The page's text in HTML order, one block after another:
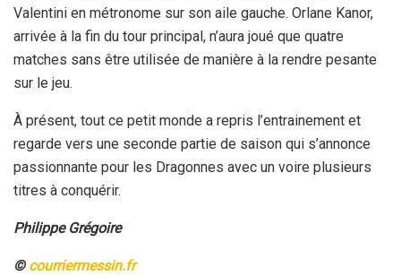
Valentini en métronome sur son aile gauche. Orlane Kanor,
arrivée à la fin du tour principal, n’aura joué que quatre
matches sans être utilisée de manière à la rendre pesante
sur le jeu.
À présent, tout ce petit monde a repris l’entrainement et
regarde vers une seconde partie de saison qui s’annonce
passionnante pour les Dragonnes avec un voire plusieurs
titres à conquérir.
Philippe Grégoire
© courriermessin.fr